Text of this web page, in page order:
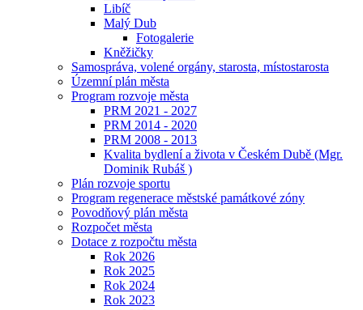
Libíč
Malý Dub
Fotogalerie
Kněžičky
Samospráva, volené orgány, starosta, místostarosta
Územní plán města
Program rozvoje města
PRM 2021 - 2027
PRM 2014 - 2020
PRM 2008 - 2013
Kvalita bydlení a života v Českém Dubě (Mgr.
Dominik Rubáš )
Plán rozvoje sportu
Program regenerace městské památkové zóny
Povodňový plán města
Rozpočet města
Dotace z rozpočtu města
Rok 2026
Rok 2025
Rok 2024
Rok 2023